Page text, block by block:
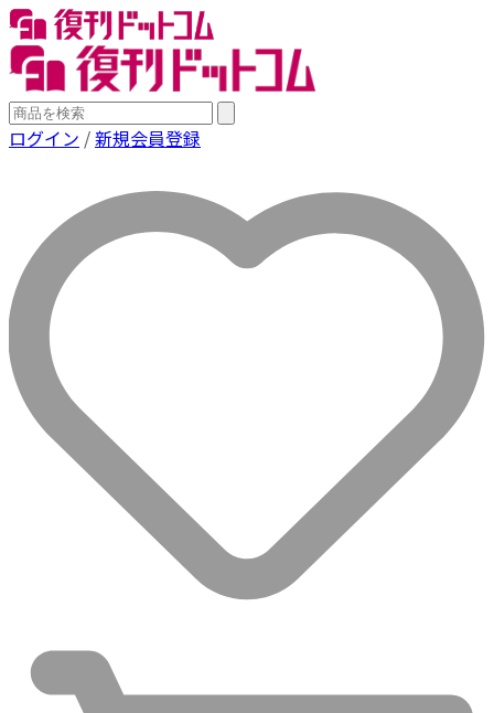
ログイン /新規会員登録